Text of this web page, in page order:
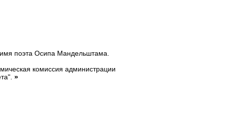
поэта Осипа Мандельштама.
комиссия администрации
»